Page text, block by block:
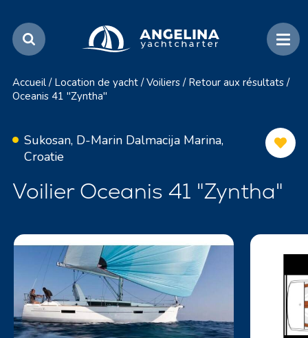
Accueil / Location de yacht / Voiliers / Retour aux résultats /
Oceanis 41 "Zyntha"
Sukosan, D-Marin Dalmacija Marina,
Croatie
Voilier Oceanis 41 "Zyntha"